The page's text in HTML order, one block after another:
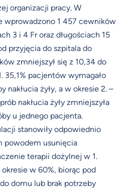
organizacji pracy. W
wprowadzono 1 457 cewników
3 i 4 Fr oraz długościach 15
przyjęcia do szpitala do
zmniejszył się z 10,34 do
35,1% pacjentów wymagało
nakłucia żyły, a w okresie 2. –
nakłucia żyły zmniejszyła
u jednego pacjenta.
stanowiły odpowiednio
powodem usunięcia
terapii dożylnej w 1.
w 60%, biorąc pod
domu lub brak potrzeby